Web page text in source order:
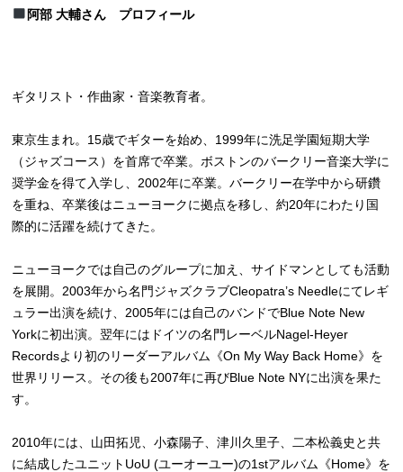
阿部 大輔さん プロフィール
ギタリスト・作曲家・音楽教育者。
東京生まれ。15歳でギターを始め、1999年に洗足学園短期大学
（ジャズコース）を首席で卒業。ボストンのバークリー音楽大学に
奨学金を得て入学し、2002年に卒業。バークリー在学中から研鑽
を重ね、卒業後はニューヨークに拠点を移し、約20年にわたり国
際的に活躍を続けてきた。
ニューヨークでは自己のグループに加え、サイドマンとしても活動
を展開。2003年から名門ジャズクラブCleopatra’s Needleにてレギ
ュラー出演を続け、2005年には自己のバンドでBlue Note New
Yorkに初出演。翌年にはドイツの名門レーベルNagel-Heyer
Recordsより初のリーダーアルバム《On My Way Back Home》を
世界リリース。その後も2007年に再びBlue Note NYに出演を果た
す。
2010年には、山田拓児、小森陽子、津川久里子、二本松義史と共
に結成したユニットUoU (ユーオーユー)の1stアルバム《Home》を